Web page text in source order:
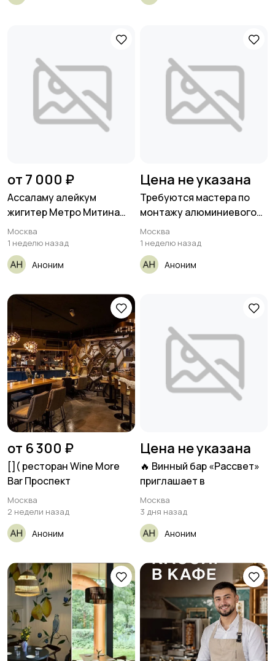
от 7 000 ₽
Ассаламу алейкум
жигитер Метро Митина
отопление
Москва
1 неделю назад
Аноним
Цена не указана
Требуются мастера по
монтажу алюминиевого
потолка
Москва
1 неделю назад
Аноним
от 6 300 ₽
[​]( ресторан Wine More
Bar Проспект
Москва
2 недели назад
Аноним
Цена не указана
🔥 Винный бар «Рассвет»
приглашает в
Москва
3 дня назад
Аноним